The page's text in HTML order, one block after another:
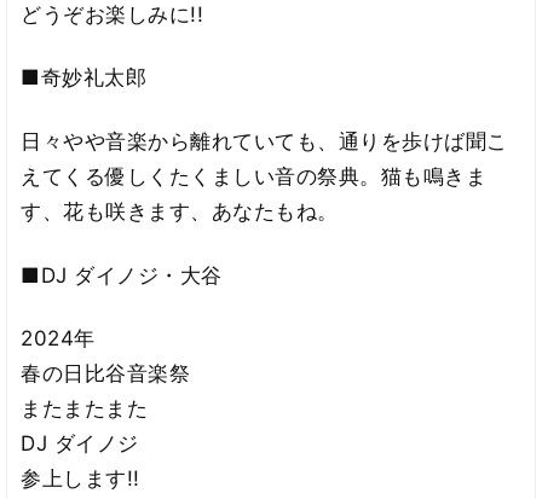
どうぞお楽しみに!!
■奇妙礼太郎
日々やや音楽から離れていても、通りを歩けば聞こ
えてくる優しくたくましい音の祭典。猫も鳴きま
す、花も咲きます、あなたもね。
■DJ ダイノジ・大谷
2024年
春の日比谷音楽祭
またまたまた
DJ ダイノジ
参上します!!